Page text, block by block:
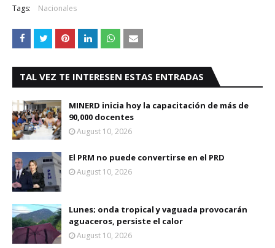
Tags: Nacionales
TAL VEZ TE INTERESEN ESTAS ENTRADAS
MINERD inicia hoy la capacitación de más de
90,000 docentes
August 10, 2026
El PRM no puede convertirse en el PRD
August 10, 2026
Lunes; onda tropical y vaguada provocarán
aguaceros, persiste el calor
August 10, 2026